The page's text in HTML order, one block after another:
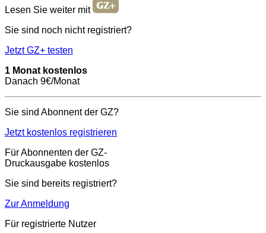
Lesen Sie weiter mit
Sie sind noch nicht registriert?
Jetzt GZ+ testen
1 Monat kostenlos
Danach 9€/Monat
Sie sind Abonnent der GZ?
Jetzt kostenlos registrieren
Für Abonnenten der GZ-
Druckausgabe kostenlos
Sie sind bereits registriert?
Zur Anmeldung
Für registrierte Nutzer